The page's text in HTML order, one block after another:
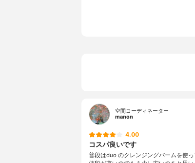
ス
ン
空間コーディネーター
manon
4.00
コスパ良いです
普段はduo のクレンジングバームを使っ